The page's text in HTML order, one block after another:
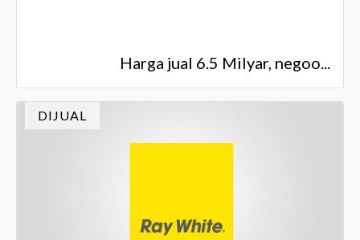
Harga jual 6.5 Milyar, negoo...
DIJUAL